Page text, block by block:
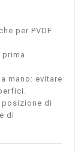
per PVDF
mano: evitare
posizione di
di